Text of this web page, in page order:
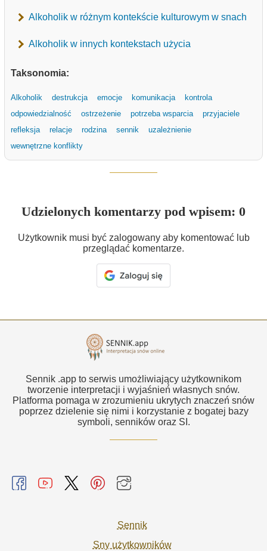
Alkoholik w różnym kontekście kulturowym w snach
Alkoholik w innych kontekstach użycia
Taksonomia:
Alkoholik destrukcja emocje komunikacja
kontrola
odpowiedzialność
ostrzeżenie potrzeba wsparcia
przyjaciele
refleksja
relacje rodzina sennik
uzależnienie
wewnętrzne konflikty
Udzielonych komentarzy pod wpisem: 0
Użytkownik musi być zalogowany aby komentować lub
przeglądać komentarze.
Sennik .app to serwis umożliwiający użytkownikom
tworzenie interpretacji i wyjaśnień własnych snów.
Platforma pomaga w zrozumieniu ukrytych znaczeń snów
poprzez dzielenie się nimi i korzystanie z bogatej bazy
symboli, senników oraz SI.
Sennik
Sny użytkowników